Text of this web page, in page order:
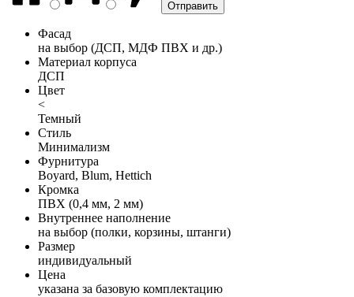
Фасад
на выбор (ДСП, МДФ ПВХ и др.)
Материал корпуса
ДСП
Цвет
<
Темный
Стиль
Минимализм
Фурнитура
Boyard, Blum, Hettich
Кромка
ПВХ (0,4 мм, 2 мм)
Внутреннее наполнение
на выбор (полки, корзины, штанги)
Размер
индивидуальный
Цена
указана за базовую комплектацию